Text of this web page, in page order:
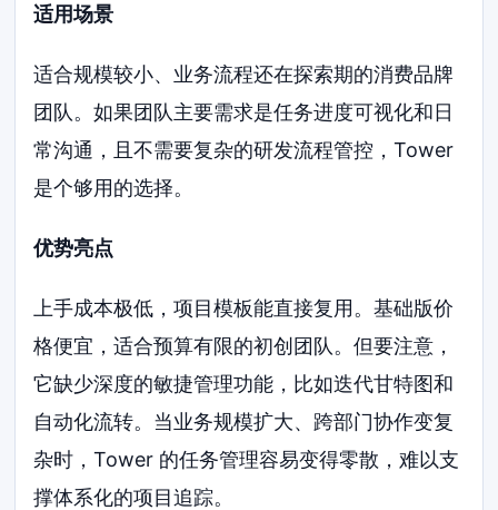
适用场景
适合规模较小、业务流程还在探索期的消费品牌
团队。如果团队主要需求是任务进度可视化和日
常沟通，且不需要复杂的研发流程管控，Tower
是个够用的选择。
优势亮点
上手成本极低，项目模板能直接复用。基础版价
格便宜，适合预算有限的初创团队。但要注意，
它缺少深度的敏捷管理功能，比如迭代甘特图和
自动化流转。当业务规模扩大、跨部门协作变复
杂时，Tower 的任务管理容易变得零散，难以支
撑体系化的项目追踪。